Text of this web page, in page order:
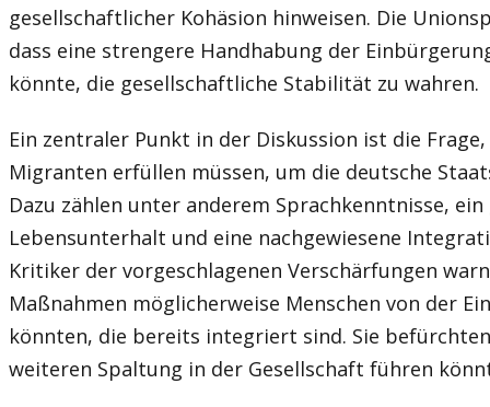
gesellschaftlicher Kohäsion hinweisen. Die
dass eine strengere Handhabung der
könnte, die gesellschaftliche Stabilität zu wahren.
Ein zentraler Punkt in der Diskussion ist die
Migranten erfüllen müssen, um die deutsche
Dazu zählen unter anderem Sprachkenntnisse,
Lebensunterhalt und eine nachgewiesene
Kritiker der vorgeschlagenen Verschärfungen
Maßnahmen möglicherweise Menschen von der
könnten, die bereits integriert sind. Sie
weiteren Spaltung in der Gesellschaft führen